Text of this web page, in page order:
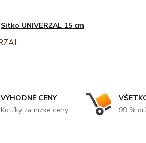
Sitko UNIVERZAL 15 cm
VÝHODNÉ CENY
Kotlíky za nízke ceny
99 %